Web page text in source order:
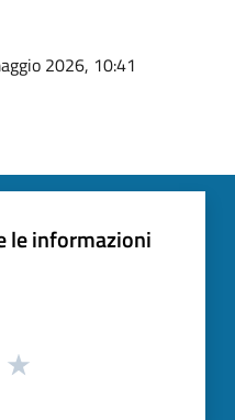
2026, 10:41
le informazioni